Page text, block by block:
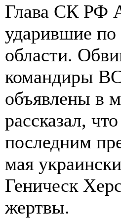
Глава СК РФ
ударившие
области.
командиры
объявлены в
рассказал,
последним
мая
Геническ
жертвы.